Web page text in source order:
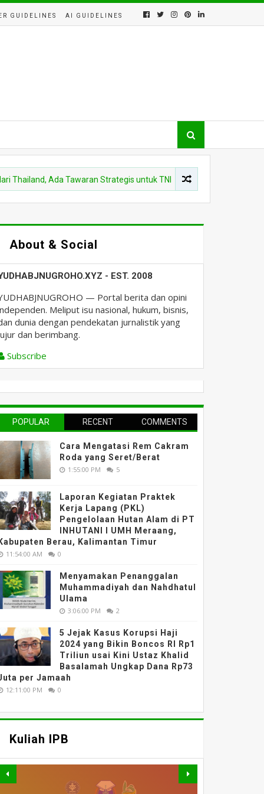
GUIDELINES AI GUIDELINES
Ada Tawaran Strategis untuk TNI yang Jarang Dibahas
About & Social
- EST. 2008
— Portal berita dan opini
Meliput isu nasional, hukum, bisnis,
dunia dengan pendekatan jurnalistik yang
dan berimbang.
Subscribe
POPULAR RECENT COMMENTS
Cara Mengatasi Rem Cakram
Roda yang Seret/Berat
1:55:00 PM 5
Laporan Kegiatan Praktek
Kerja Lapang (PKL)
Pengelolaan Hutan Alam di PT
INHUTANI I UMH Meraang,
Kabupaten Berau, Kalimantan Timur
11:54:00 AM 0
Menyamakan Penanggalan
Muhammadiyah dan Nahdhatul
Ulama
3:06:00 PM 2
5 Jejak Kasus Korupsi Haji
2024 yang Bikin Boncos RI Rp1
Triliun usai Kini Ustaz Khalid
Basalamah Ungkap Dana Rp73
per Jamaah
12:11:00 PM 0
Kuliah IPB